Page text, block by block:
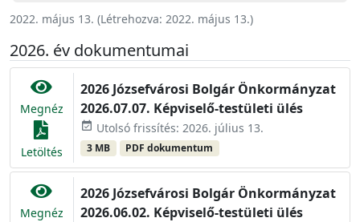
2022. május 13. (Létrehozva: 2022. május 13.)
2026. év dokumentumai
Megnéz
Letöltés
2026 Józsefvárosi Bolgár Önkormányzat
2026.07.07. Képviselő-testületi ülés
event_available Utolsó frissítés: 2026. július 13.
3 MB PDF dokumentum
Megnéz
2026 Józsefvárosi Bolgár Önkormányzat
2026.06.02. Képviselő-testületi ülés